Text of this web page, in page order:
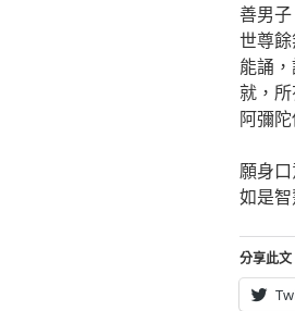
善男
世尊
能誦
就，
阿彌
願身
如是
分享此文